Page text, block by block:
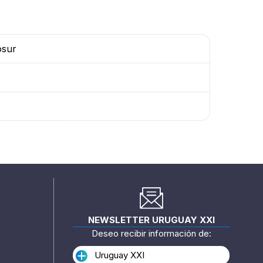
NEWSLETTER URUGUAY XXI
Deseo recibir información de:
Uruguay XXI